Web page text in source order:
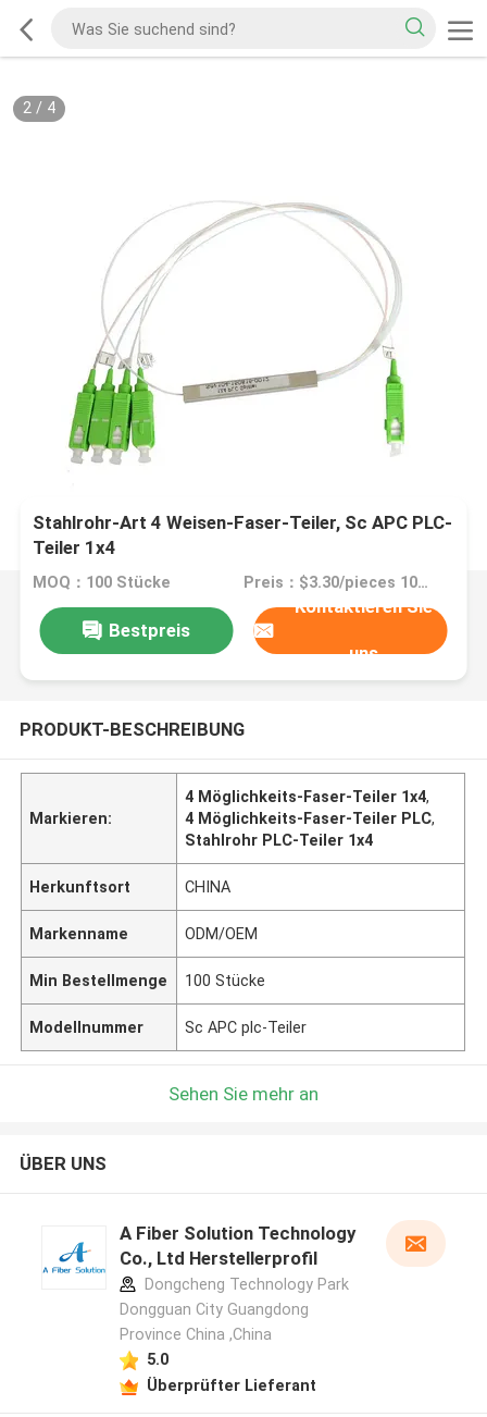
2/ 4
Stahlrohr-Art 4 Weisen-Faser-Teiler, Sc APC PLC-
Teiler 1x4
MOQ：100 Stücke Preis：$3.30/pieces 100-499 pieces
Bestpreis
Kontaktieren Sie
uns
PRODUKT-BESCHREIBUNG
Markieren:
4 Möglichkeits-Faser-Teiler 1x4,
4 Möglichkeits-Faser-Teiler PLC,
Stahlrohr PLC-Teiler 1x4
Herkunftsort CHINA
Markenname ODM/OEM
Min Bestellmenge 100 Stücke
Modellnummer Sc APC plc-Teiler
Sehen Sie mehr an
ÜBER UNS
A Fiber Solution Technology
Co., Ltd Herstellerprofil
Dongcheng Technology Park
Dongguan City Guangdong
Province China ,China
5.0
Überprüfter Lieferant